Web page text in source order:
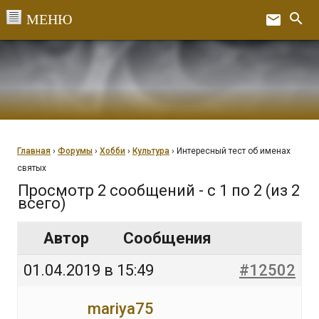
email search
Главная › Форумы › Хобби › Культура › Интересный тест об именах
святых
Просмотр 2 сообщений - с 1 по 2 (из 2
всего)
Автор
Сообщения
01.04.2019 в 15:49
#12502
mariya75